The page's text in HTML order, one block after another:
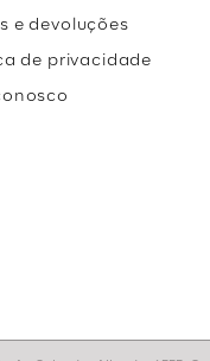
e devoluções
de privacidade